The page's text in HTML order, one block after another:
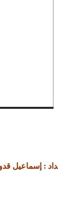
: إسماعيل